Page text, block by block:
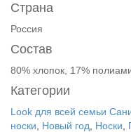
Страна
Россия
Состав
80% хлопок, 17%
Категории
Look для всей семьи
носки
Новый год Носки